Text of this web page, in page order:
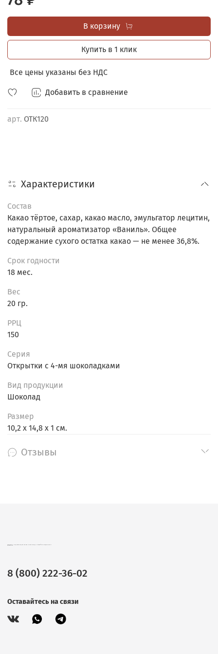
Добавить в сравнение
арт. ОТК120
ШОУ-БОКС В ПОДАРОКпри заказе от 40 любых
открыток с 4-мя шоколадками.
В корзину
Купить в 1 клик
Все цены указаны без НДС
Характеристики
Состав
Какао тёртое, сахар, какао масло, эмульгатор лецитин,
натуральный ароматизатор «Ваниль». Общее
содержание сухого остатка какао — не менее 36,8%.
Срок годности
18 мес.
Вес
20 гр.
РРЦ
150
Серия
Открытки с 4-мя шоколадками
Вид продукции
Шоколад
Размер
10,2 х 14,8 х 1 см.
Отзывы
8 (800) 222-36-02
Оставайтесь на связи